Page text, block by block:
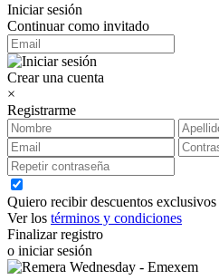
Iniciar sesión
Continuar como invitado
Crear una cuenta
×
Registrarme
Quiero recibir descuentos
Ver los términos y condiciones
Finalizar registro
o iniciar sesión